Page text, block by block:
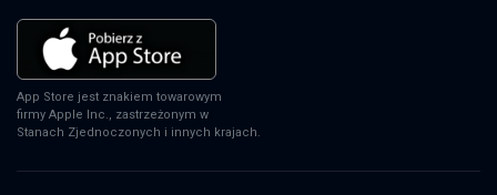
App Store jest znakiem towarowym
firmy Apple Inc., zastrzeżonym w
Stanach Zjednoczonych i innych krajach.